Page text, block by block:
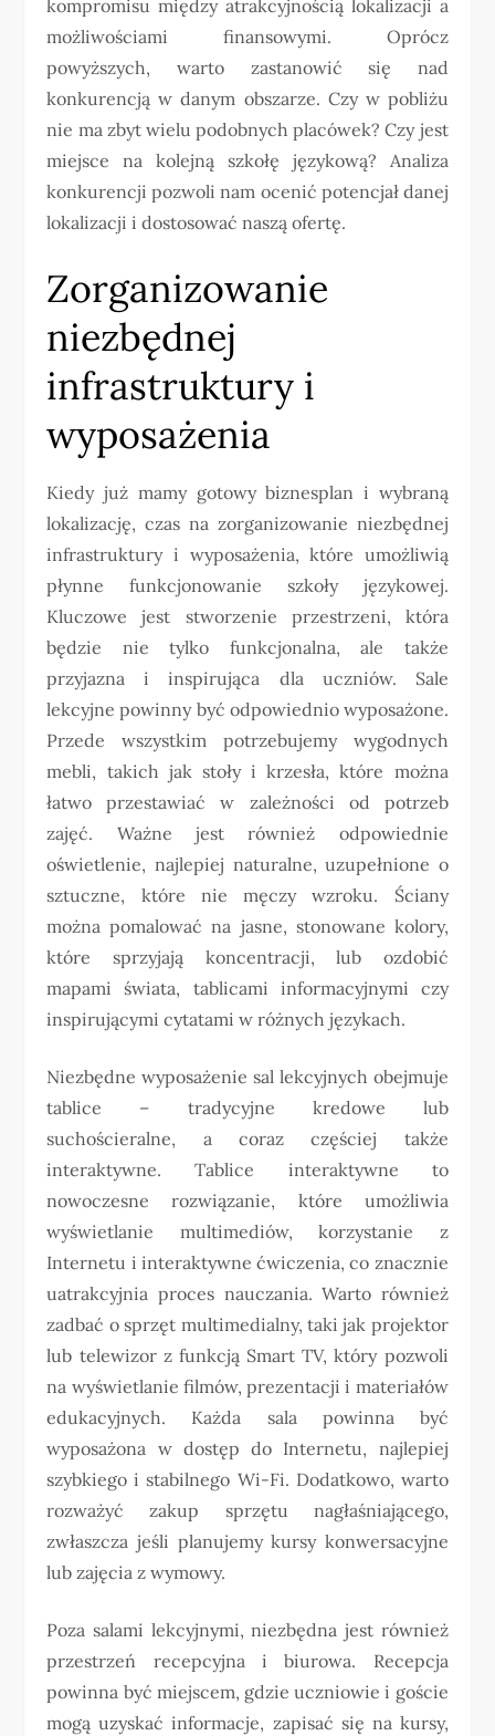
kompromisu między atrakcyjnością lokalizacji a
możliwościami finansowymi. Oprócz
powyższych, warto zastanowić się nad
konkurencją w danym obszarze. Czy w pobliżu
nie ma zbyt wielu podobnych placówek? Czy jest
miejsce na kolejną szkołę językową? Analiza
konkurencji pozwoli nam ocenić potencjał danej
lokalizacji i dostosować naszą ofertę.
Zorganizowanie
niezbędnej
infrastruktury i
wyposażenia
Kiedy już mamy gotowy biznesplan i wybraną
lokalizację, czas na zorganizowanie niezbędnej
infrastruktury i wyposażenia, które umożliwią
płynne funkcjonowanie szkoły językowej.
Kluczowe jest stworzenie przestrzeni, która
będzie nie tylko funkcjonalna, ale także
przyjazna i inspirująca dla uczniów. Sale
lekcyjne powinny być odpowiednio wyposażone.
Przede wszystkim potrzebujemy wygodnych
mebli, takich jak stoły i krzesła, które można
łatwo przestawiać w zależności od potrzeb
zajęć. Ważne jest również odpowiednie
oświetlenie, najlepiej naturalne, uzupełnione o
sztuczne, które nie męczy wzroku. Ściany
można pomalować na jasne, stonowane kolory,
które sprzyjają koncentracji, lub ozdobić
mapami świata, tablicami informacyjnymi czy
inspirującymi cytatami w różnych językach.
Niezbędne wyposażenie sal lekcyjnych obejmuje
tablice – tradycyjne kredowe lub
suchościeralne, a coraz częściej także
interaktywne. Tablice interaktywne to
nowoczesne rozwiązanie, które umożliwia
wyświetlanie multimediów, korzystanie z
Internetu i interaktywne ćwiczenia, co znacznie
uatrakcyjnia proces nauczania. Warto również
zadbać o sprzęt multimedialny, taki jak projektor
lub telewizor z funkcją Smart TV, który pozwoli
na wyświetlanie filmów, prezentacji i materiałów
edukacyjnych. Każda sala powinna być
wyposażona w dostęp do Internetu, najlepiej
szybkiego i stabilnego Wi-Fi. Dodatkowo, warto
rozważyć zakup sprzętu nagłaśniającego,
zwłaszcza jeśli planujemy kursy konwersacyjne
lub zajęcia z wymowy.
Poza salami lekcyjnymi, niezbędna jest również
przestrzeń recepcyjna i biurowa. Recepcja
powinna być miejscem, gdzie uczniowie i goście
mogą uzyskać informacje, zapisać się na kursy,